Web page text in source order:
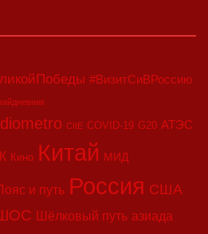
#ВизитСиВРоссию
CIIE COVID-19 G20 АТЭС
Кино Китай МИД
и путь Россия США
Шёлковый путь азиада